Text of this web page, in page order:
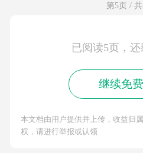
第5页 /
已阅读5页，
继续免
本文档由用户提供并上传，收益归
权，请进行举报或认领